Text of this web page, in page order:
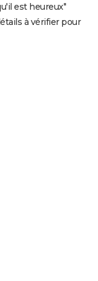
est heureux"
à vérifier pour